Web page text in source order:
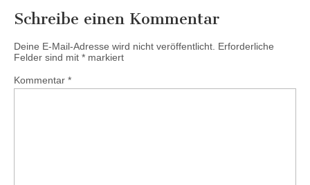
Schreibe einen Kommentar
Deine E-Mail-Adresse wird nicht veröffentlicht. Erforderliche
Felder sind mit * markiert
Kommentar *